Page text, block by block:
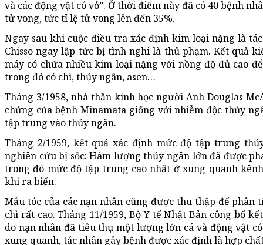
và các động vật có vỏ”. Ở thời điểm này đã có 40 bệnh
tử vong, tức tỉ lệ tử vong lên đến 35%.
Ngay sau khi cuộc điều tra xác định kim loại nặng là
Chisso ngay lập tức bị tình nghi là thủ phạm. Kết quả
máy có chứa nhiều kim loại nặng với nồng độ đủ cao
trong đó có chì, thủy ngân, asen…
Tháng 3/1958, nhà thần kinh học người Anh Douglas
chứng của bệnh Minamata giống với nhiễm độc thủy
tập trung vào thủy ngân.
Tháng 2/1959, kết quả xác định mức độ tập trung
nghiên cứu bị sốc: Hàm lượng thủy ngân lớn đã được
trong đó mức độ tập trung cao nhất ở xung quanh
khi ra biển.
Mẫu tóc của các nạn nhân cũng được thu thập để
chì rất cao. Tháng 11/1959, Bộ Y tế Nhật Bản công bố
do nạn nhân đã tiêu thụ một lượng lớn cá và động vật
xung quanh, tác nhân gây bệnh được xác định là hợp